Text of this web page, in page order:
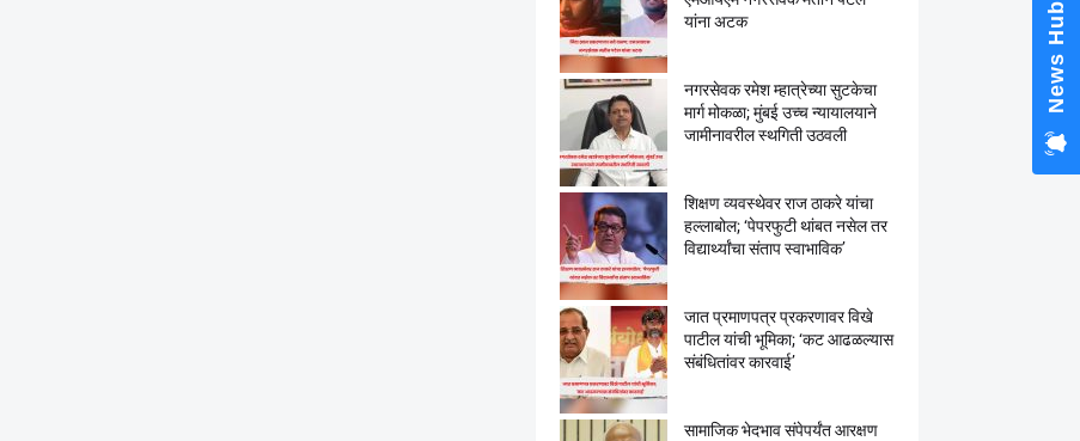
यांना अटक
नगरसेवक रमेश म्हात्रेच्या सुटकेचा
मार्ग मोकळा; मुंबई उच्च न्यायालयाने
जामीनावरील स्थगिती उठवली
शिक्षण व्यवस्थेवर राज ठाकरे यांचा
हल्लाबोल; ‘पेपरफुटी थांबत नसेल तर
विद्यार्थ्यांचा संताप स्वाभाविक’
जात प्रमाणपत्र प्रकरणावर विखे
पाटील यांची भूमिका; ‘कट आढळल्यास
संबंधितांवर कारवाई’
सामाजिक भेदभाव संपेपर्यंत आरक्षण
News Hub